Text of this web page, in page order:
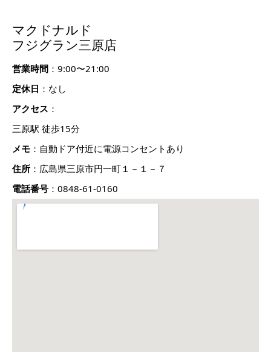
マクドナルド
フジグラン三原店
営業時間 ：9:00〜21:00
定休日 ：なし
アクセス ：
三原駅 徒歩15分
メモ ：自動ドア付近に電源コンセントあり
住所 ：広島県三原市円一町１－１－７
電話番号 ：0848-61-0160